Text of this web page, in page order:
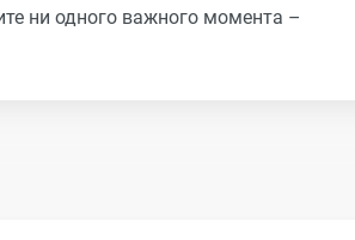
ни одного важного момента –